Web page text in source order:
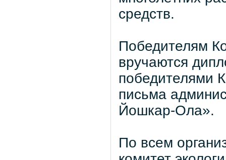
средств.
Победителям
вручаются
победителями
письма
Йошкар-Ола».
По всем